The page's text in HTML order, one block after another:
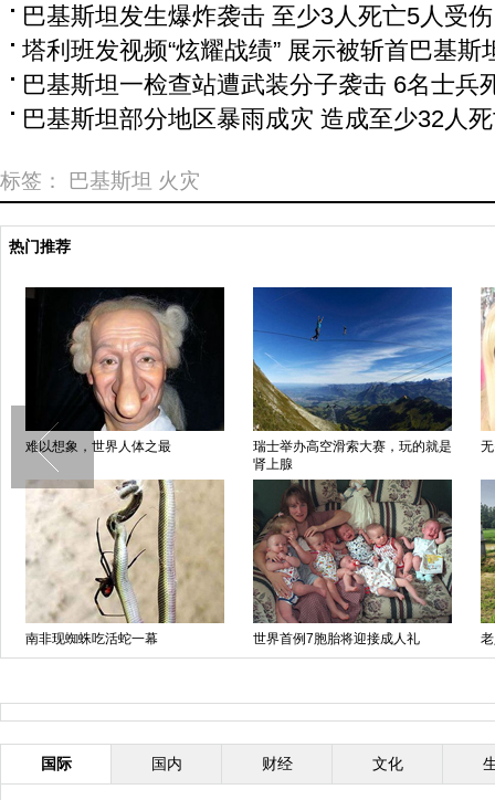
巴基斯坦发生爆炸袭击 至少3人死亡5人受伤
塔利班发视频“炫耀战绩” 展示被斩首巴基斯
巴基斯坦一检查站遭武装分子袭击 6名士兵
巴基斯坦部分地区暴雨成灾 造成至少32人
标签： 巴基斯坦 火灾
热门推荐
难以想象，世界人体之最
瑞士举办高空滑索大赛，玩的就是
肾上腺
南非现蜘蛛吃活蛇一幕 世界首例7胞胎将迎接成人礼
国际 国内 财经 文化